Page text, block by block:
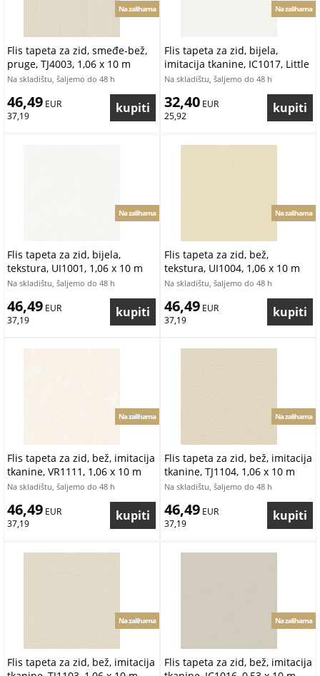
Flis tapeta za zid, smeđe-bež,
pruge, TJ4003, 1,06 x 10 m
Na zalihama
Na skladištu, šaljemo do 48 h
46,49 EUR
37,19
Flis tapeta za zid, bijela,
imitacija tkanine, IC1017, Little
Dreamers, Vavex
Na zalihama
Na skladištu, šaljemo do 48 h
32,40 EUR
25,92
Flis tapeta za zid, bijela,
tekstura, UI1001, 1,06 x 10 m
Na zalihama
Na skladištu, šaljemo do 48 h
46,49 EUR
37,19
Flis tapeta za zid, bež,
tekstura, UI1004, 1,06 x 10 m
Na zalihama
Na skladištu, šaljemo do 48 h
46,49 EUR
37,19
Flis tapeta za zid, bež, imitacija
tkanine, VR1111, 1,06 x 10 m
Na zalihama
Na skladištu, šaljemo do 48 h
46,49 EUR
37,19
Flis tapeta za zid, bež, imitacija
tkanine, TJ1104, 1,06 x 10 m
Na zalihama
Na skladištu, šaljemo do 48 h
46,49 EUR
37,19
Flis tapeta za zid, bež, imitacija
Na zalihama
Flis tapeta za zid, bež, imitacija
Na zalihama